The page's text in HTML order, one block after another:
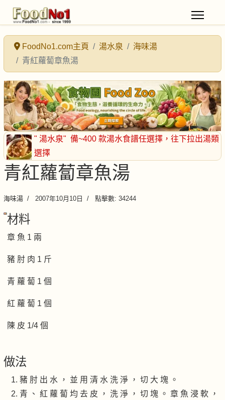
FoodNo1.com主頁 湯水泉
海味湯
青紅蘿蔔章魚湯
" 湯水泉" 備~400 款湯水食譜任選擇 ，往下拉出湯類
選擇
青紅蘿蔔章魚湯
海味湯 2007年10月10日 點擊數: 34244
材料
章 魚 1 兩
豬 肘 肉 1 斤
青 蘿 蔔 1 個
紅 蘿 蔔 1 個
陳 皮 1/4 個
做法
豬 肘 出 水 ， 並 用 清 水 洗 淨 ， 切 大 塊 。
青 、 紅 蘿 蔔 均 去 皮 ， 洗 淨 ， 切 塊 。 章 魚 浸 軟 ，